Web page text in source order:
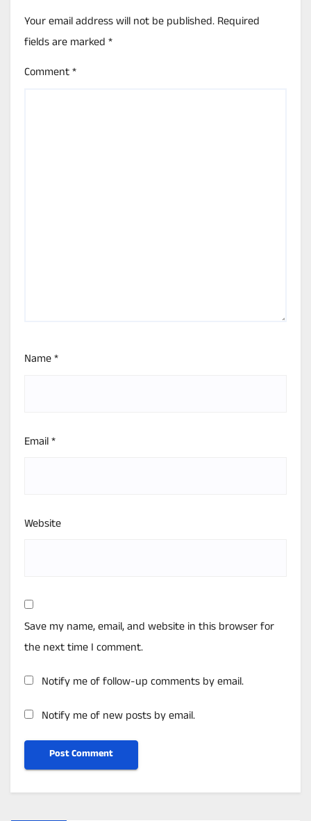
Your email address will not be published.Required
fields are marked*
Comment*
Name*
Email*
Website
Save my name, email, and website in this browser for
the next time I comment.
Notify me of follow-up comments by email.
Notify me of new posts by email.